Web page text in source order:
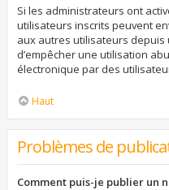
Si les administrateurs ont
utilisateurs inscrits peuvent
aux autres utilisateurs
d’empêcher une utilisation
électronique par des
Haut
Problèmes de
Comment puis-je publier un